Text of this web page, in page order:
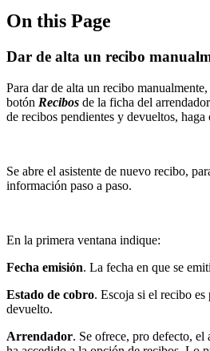
On this Page
Dar de alta un recibo
Para dar de alta un recibo
botón Recibos de la ficha del
de recibos pendientes y devueltos,
Se abre el asistente de nuevo recibo,
información paso a paso.
En la primera ventana indique:
Fecha emisión. La fecha en que se
Estado de cobro. Escoja si el recibo
devuelto.
Arrendador. Se ofrece, pro defecto, el